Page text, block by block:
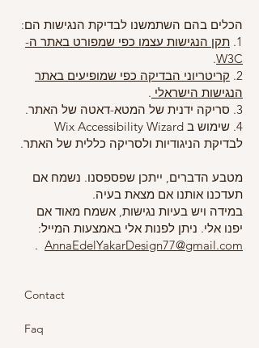
הכלים בהם השתמשנו לבדיקת הנגישות הם:
1. תקן הנגישות עצמו כפי שמפורט באתר ה-
W3C
.
2. קריטריוני הבדיקה כפי שמופיעים באתר
הנגישות הישראלי .
3. סריקה ידנית של המטא-דאטה של האתר.
4. שימוש ב Wix Accessibility Wizard
לבדיקת הניגודיות ולסריקה כללית של האתר.
מטבע הדברים, ייתכן שפספסנו. נשמח אם
תעדכנו אותנו אם מצאת בעיה.
במידה ויש בעיות נגישות, אשמח מאוד אם
יפנו אלי. ניתן לפנות אלי באמצעות המייל:
AnnaEdelYakarDesign77@gmail.com
.
Contact
Faq